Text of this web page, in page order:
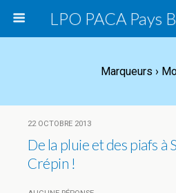
Marqueurs ›
22 OCTOBRE 2013
De la pluie et des piafs à
Crépin !